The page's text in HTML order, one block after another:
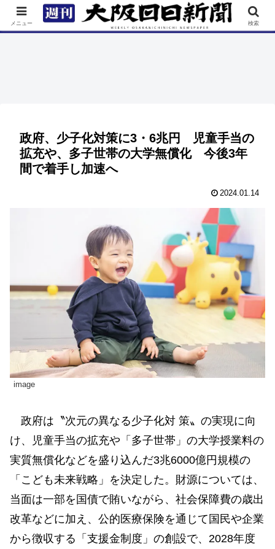
TOP 特集 ニュース 連載 街ネタ イベント
政府、少子化対策に3・6兆円 児童手当の
拡充や、多子世帯の大学無償化 今後3年
間で着手し加速へ
2024.01.14
image
政府は〝次元の異なる少子化対 策〟の実現に向
け、児童手当の拡充や「多子世帯」の大学授業料の
実質無償化などを盛り込んだ3兆6000億円規模の
「こども未来戦略」を決定した。財源については、
当面は一部を国債で賄いながら、社会保障費の歳出
改革などに加え、公的医療保険を通じて国民や企業
から徴収する「支援金制度」の創設で、2028年度
メニュー 検索